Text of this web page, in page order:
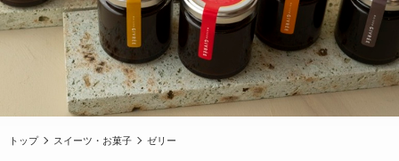
トップ スイーツ・お菓子 ゼリー